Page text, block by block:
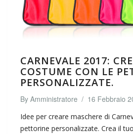
CARNEVALE 2017:
COSTUME CON LE
PERSONALIZZATE.
By Amministratore / 16 Febbraio
Idee per creare maschere di
pettorine personalizzate. Crea il